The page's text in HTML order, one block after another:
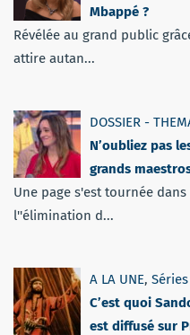
Mbappé ?
Révélée au grand public
attire autan...
DOSSIER -
N’oubliez pas
grands
Une page s'est tournée
l''élimination d...
A LA UNE, Séries
C’est quoi
est diffusé sur